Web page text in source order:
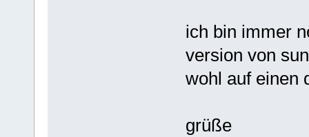
ich bin immer
version von
wohl auf einen
grüße